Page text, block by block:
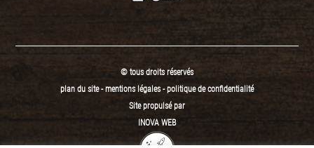
© tous droits réservés
plan du site-mentions légales-politique de confidentialité
Site propulsé par
INOVA WEB